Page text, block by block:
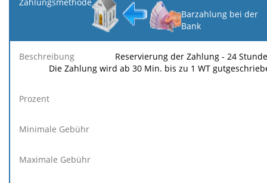
Barzahlung bei der
Bank
Reservierung der Zahlung - 24
Die Zahlung wird ab 30 Min. bis zu 1 WT